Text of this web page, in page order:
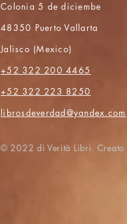
Colonia 5 de diciembe
48350 Puerto Vallarta
Jalisco (Mexico)
+52 322 200 4465
+52 322 223 8250
librosdeverdad@yandex.com
© 2022 di Verità Libri. Creato